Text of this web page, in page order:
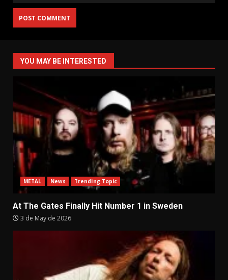
YOU MAY BE INTERESTED
METAL News Trending Topic
At The Gates Finally Hit Number 1 in Sweden
3 de May de 2026